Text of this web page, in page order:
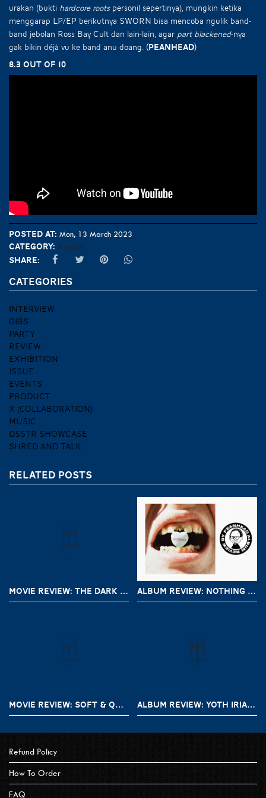
urakan (bukti hardcore rootspersonil sepertinya), mungkin ketika
menggarap LP/EP berikutnya SWORN bisa mencoba ngulik band-
band jebolan Ross Bay Cult dan lain-lain, agar part blackened-nya
gak bikin déjà vu ke band anu doang. (Peanhead)
8.3 out of 10
Posted at: Mon, 13 March 2023
Category: Review
Share:
CATEGORIES
INTERVIEW
GIGS
PARTY
REVIEW
EXHIBITION
ISSUE
EVENTS
PRODUCT
X (COLLABORATION)
MUSIC
DSSTR SHOWCASE
SHRED AND TALK
RELATED POSTS
MOVIE REVIEW: THE DARK AND THE WICKED (2020) ALBUM REVIEW: NOTHING – A SHORT HISTORY OF DECAY
MOVIE REVIEW: SOFT & QUIET (2022) ALBUM REVIEW: YOTH IRIA – GONE WITH THE DEVIL
Refund Policy
How To Order
FAQ